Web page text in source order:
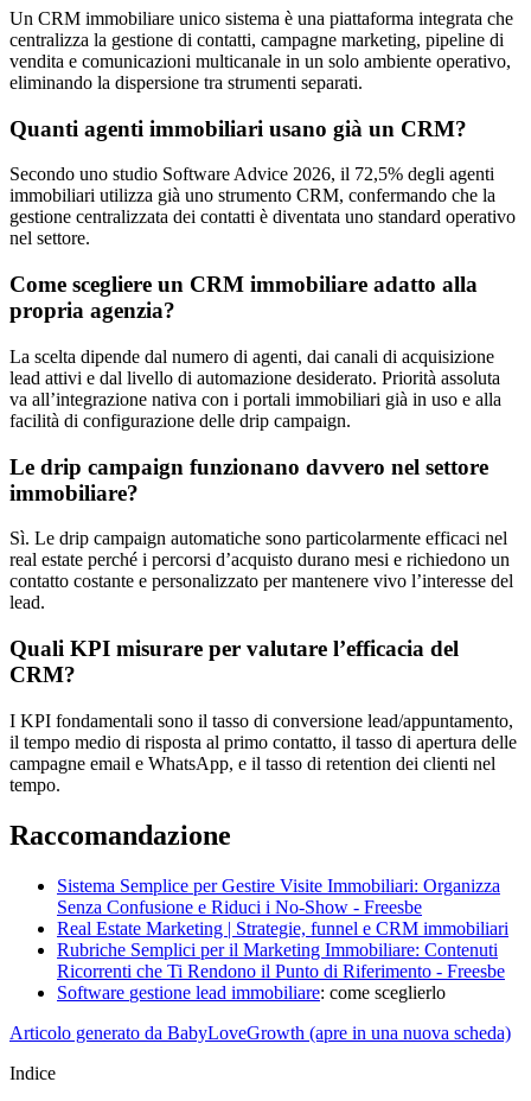
Un CRM immobiliare unico sistema è una piattaforma integrata che
centralizza la gestione di contatti, campagne marketing, pipeline di
vendita e comunicazioni multicanale in un solo ambiente operativo,
eliminando la dispersione tra strumenti separati.
Quanti agenti immobiliari usano già un CRM?
Secondo uno studio Software Advice 2026, il 72,5% degli agenti
immobiliari utilizza già uno strumento CRM, confermando che la
gestione centralizzata dei contatti è diventata uno standard operativo
nel settore.
Come scegliere un CRM immobiliare adatto alla
propria agenzia?
La scelta dipende dal numero di agenti, dai canali di acquisizione
lead attivi e dal livello di automazione desiderato. Priorità assoluta
va all’integrazione nativa con i portali immobiliari già in uso e alla
facilità di configurazione delle drip campaign.
Le drip campaign funzionano davvero nel settore
immobiliare?
Sì. Le drip campaign automatiche sono particolarmente efficaci nel
real estate perché i percorsi d’acquisto durano mesi e richiedono un
contatto costante e personalizzato per mantenere vivo l’interesse del
lead.
Quali KPI misurare per valutare l’efficacia del
CRM?
I KPI fondamentali sono il tasso di conversione lead/appuntamento,
il tempo medio di risposta al primo contatto, il tasso di apertura delle
campagne email e WhatsApp, e il tasso di retention dei clienti nel
tempo.
Raccomandazione
Sistema Semplice per Gestire Visite Immobiliari: Organizza
Senza Confusione e Riduci i No-Show - Freesbe
Real Estate Marketing | Strategie, funnel e CRM immobiliari
Rubriche Semplici per il Marketing Immobiliare: Contenuti
Ricorrenti che Ti Rendono il Punto di Riferimento - Freesbe
Software gestione lead immobiliare: come sceglierlo
Articolo generato da BabyLoveGrowth (apre in una nuova scheda)
Indice